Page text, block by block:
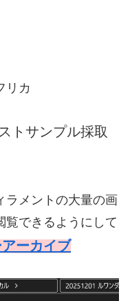
リカ
トサンプル採取
ラメントの大量の画
覧できるようにして
ーカイブ